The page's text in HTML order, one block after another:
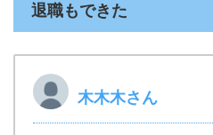
退職もできた
木木木さん